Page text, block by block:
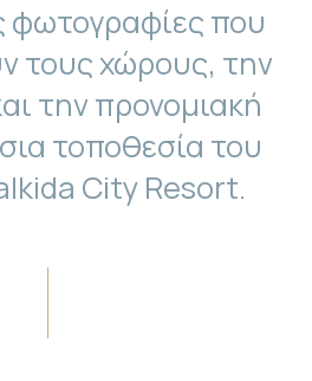
φωτογραφίες που
τους χώρους, την
την προνομιακή
τοποθεσία του
City Resort.